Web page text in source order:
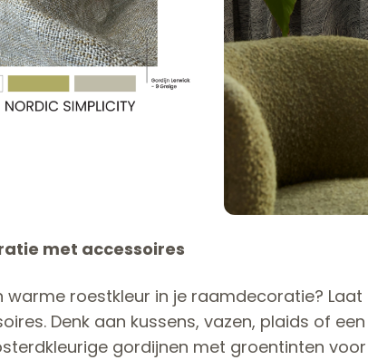
met accessoires
warme roestkleur in je raamdecoratie?
Denk aan kussens, vazen, plaids of
gordijnen met groentinten